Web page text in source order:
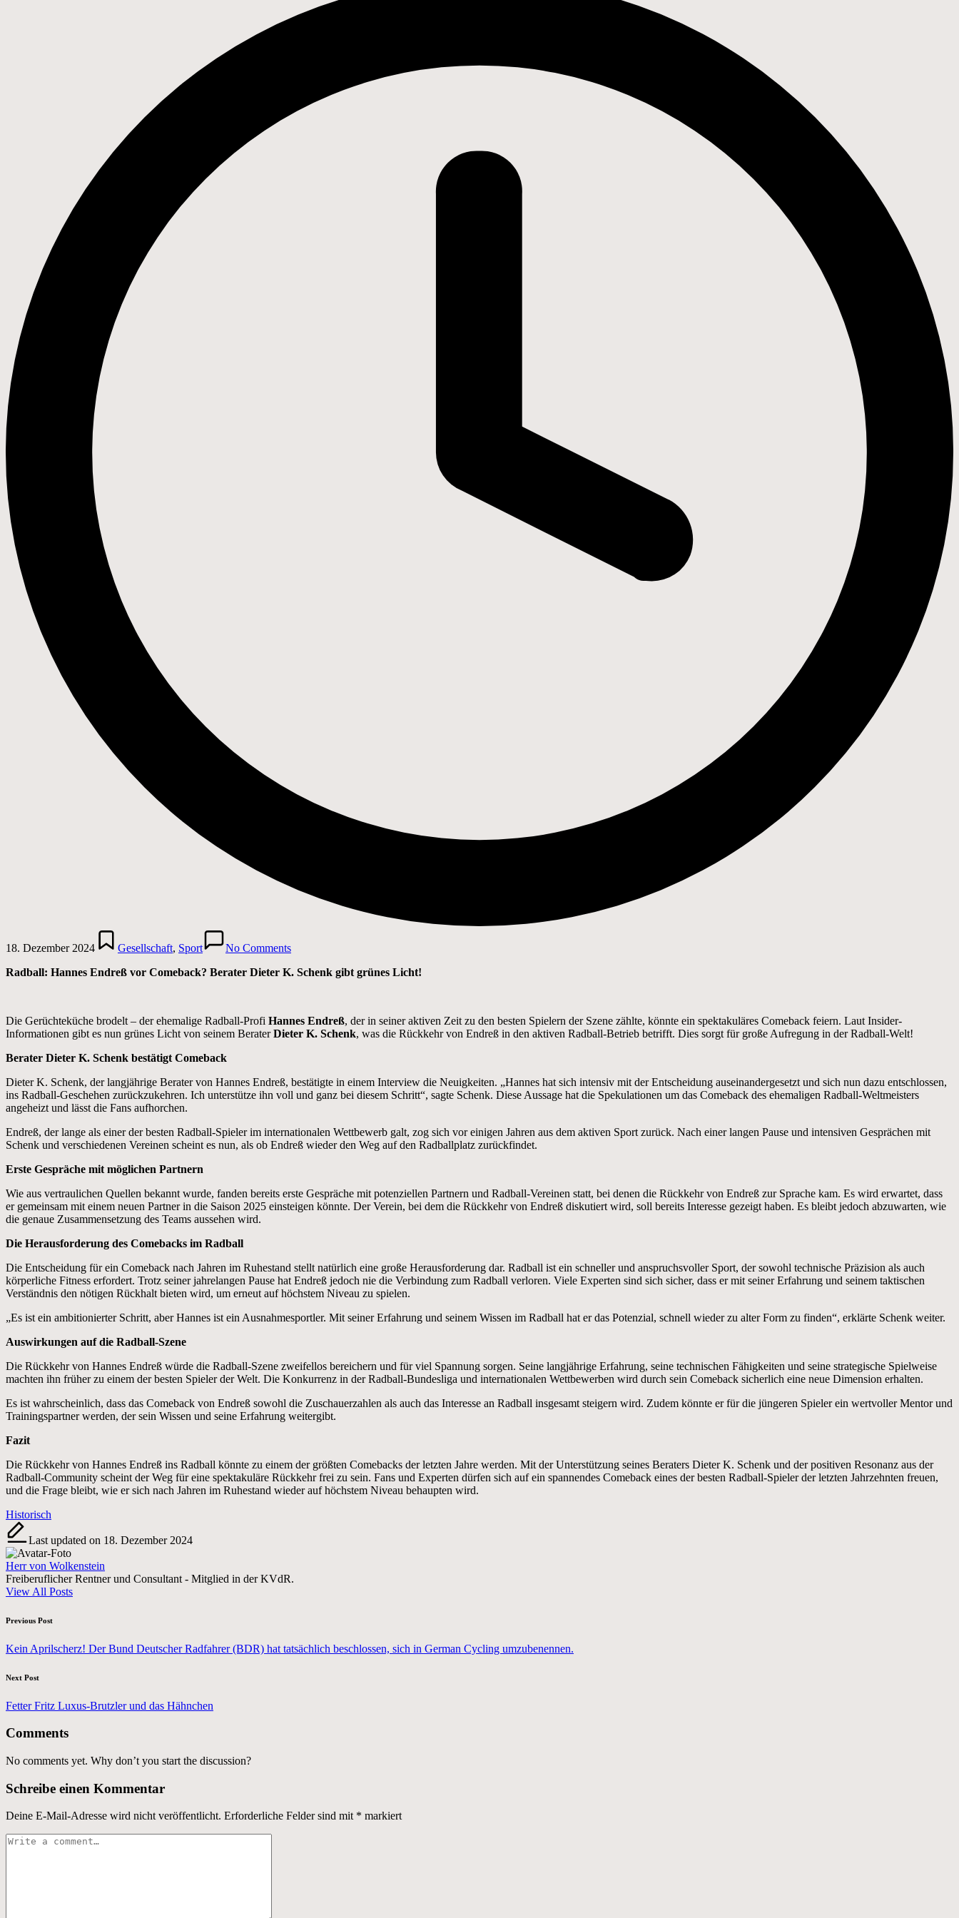
18. Dezember 2024
Posted
in
Gesellschaft, Sport
No Comments
Radball: Hannes Endreß vor Comeback? Berater Dieter K. Schenk gibt grünes Licht!
Die Gerüchteküche brodelt – der ehemalige Radball-Profi Hannes Endreß, der in seiner aktiven Zeit zu den besten Spielern der Szene zählte, könnte ein spektakuläres Comeback feiern. Laut Insider-
Informationen gibt es nun grünes Licht von seinem BeraterDieter K. Schenk, was die Rückkehr von Endreß in den aktiven Radball-Betrieb betrifft. Dies sorgt für große Aufregung in der Radball-Welt!
Berater Dieter K. Schenk bestätigt Comeback
Dieter K. Schenk, der langjährige Berater von Hannes Endreß, bestätigte in einem Interview die Neuigkeiten. „Hannes hat sich intensiv mit der Entscheidung auseinandergesetzt und sich nun dazu entschlossen,
ins Radball-Geschehen zurückzukehren. Ich unterstütze ihn voll und ganz bei diesem Schritt“, sagte Schenk. Diese Aussage hat die Spekulationen um das Comeback des ehemaligen Radball-Weltmeisters
angeheizt und lässt die Fans aufhorchen.
Endreß, der lange als einer der besten Radball-Spieler im internationalen Wettbewerb galt, zog sich vor einigen Jahren aus dem aktiven Sport zurück. Nach einer langen Pause und intensiven Gesprächen mit
Schenk und verschiedenen Vereinen scheint es nun, als ob Endreß wieder den Weg auf den Radballplatz zurückfindet.
Erste Gespräche mit möglichen Partnern
Wie aus vertraulichen Quellen bekannt wurde, fanden bereits erste Gespräche mit potenziellen Partnern und Radball-Vereinen statt, bei denen die Rückkehr von Endreß zur Sprache kam. Es wird erwartet, dass
er gemeinsam mit einem neuen Partner in die Saison 2025 einsteigen könnte. Der Verein, bei dem die Rückkehr von Endreß diskutiert wird, soll bereits Interesse gezeigt haben. Es bleibt jedoch abzuwarten, wie
die genaue Zusammensetzung des Teams aussehen wird.
Die Herausforderung des Comebacks im Radball
Die Entscheidung für ein Comeback nach Jahren im Ruhestand stellt natürlich eine große Herausforderung dar. Radball ist ein schneller und anspruchsvoller Sport, der sowohl technische Präzision als auch
körperliche Fitness erfordert. Trotz seiner jahrelangen Pause hat Endreß jedoch nie die Verbindung zum Radball verloren. Viele Experten sind sich sicher, dass er mit seiner Erfahrung und seinem taktischen
Verständnis den nötigen Rückhalt bieten wird, um erneut auf höchstem Niveau zu spielen.
„Es ist ein ambitionierter Schritt, aber Hannes ist ein Ausnahmesportler. Mit seiner Erfahrung und seinem Wissen im Radball hat er das Potenzial, schnell wieder zu alter Form zu finden“, erklärte Schenk weiter.
Auswirkungen auf die Radball-Szene
Die Rückkehr von Hannes Endreß würde die Radball-Szene zweifellos bereichern und für viel Spannung sorgen. Seine langjährige Erfahrung, seine technischen Fähigkeiten und seine strategische Spielweise
machten ihn früher zu einem der besten Spieler der Welt. Die Konkurrenz in der Radball-Bundesliga und internationalen Wettbewerben wird durch sein Comeback sicherlich eine neue Dimension erhalten.
Es ist wahrscheinlich, dass das Comeback von Endreß sowohl die Zuschauerzahlen als auch das Interesse an Radball insgesamt steigern wird. Zudem könnte er für die jüngeren Spieler ein wertvoller Mentor und
Trainingspartner werden, der sein Wissen und seine Erfahrung weitergibt.
Fazit
Die Rückkehr von Hannes Endreß ins Radball könnte zu einem der größten Comebacks der letzten Jahre werden. Mit der Unterstützung seines Beraters Dieter K. Schenk und der positiven Resonanz aus der
Radball-Community scheint der Weg für eine spektakuläre Rückkehr frei zu sein. Fans und Experten dürfen sich auf ein spannendes Comeback eines der besten Radball-Spieler der letzten Jahrzehnten freuen,
und die Frage bleibt, wie er sich nach Jahren im Ruhestand wieder auf höchstem Niveau behaupten wird.
Tags:
Historisch
Last updated on 18. Dezember 2024
Herr von Wolkenstein
Freiberuflicher Rentner und Consultant - Mitglied in der KVdR.
View All Posts
Post
navigation
Previous Post
Kein Aprilscherz! Der Bund Deutscher Radfahrer (BDR) hat tatsächlich beschlossen, sich in German Cycling umzubenennen.
Next Post
Fetter Fritz Luxus-Brutzler und das Hähnchen
Comments
No comments yet. Why don’t you start the discussion?
Schreibe einen Kommentar
Deine E-Mail-Adresse wird nicht veröffentlicht. Erforderliche Felder sind mit * markiert